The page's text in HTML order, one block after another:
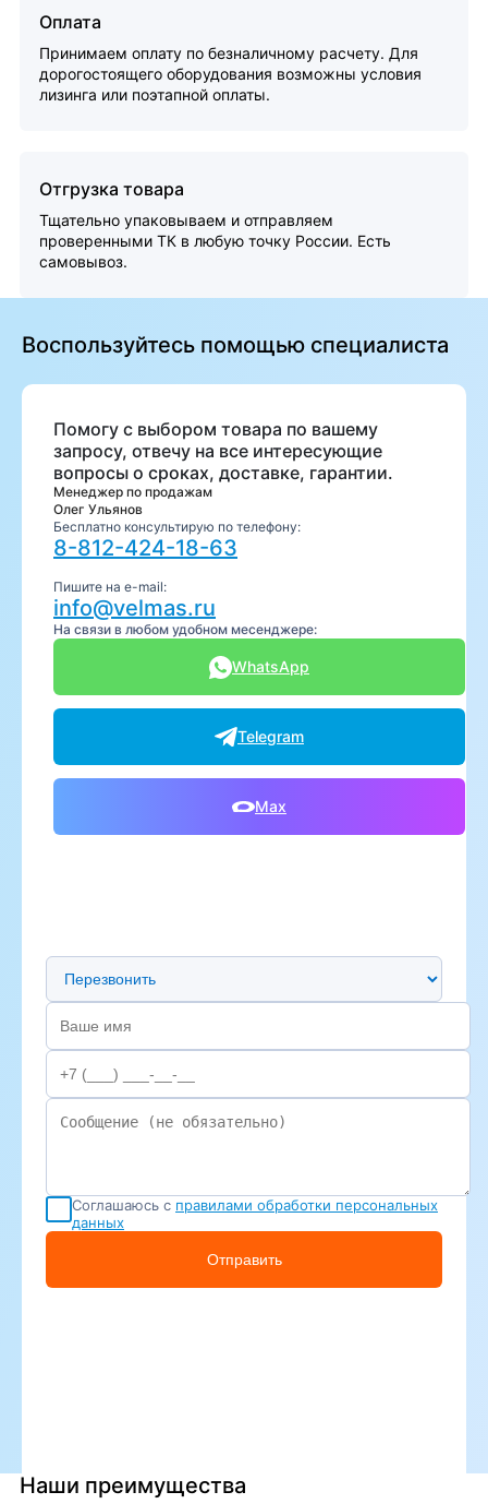
Оплата
Принимаем оплату по безналичному расчету. Для
дорогостоящего оборудования возможны условия
лизинга или поэтапной оплаты.
Отгрузка товара
Тщательно упаковываем и отправляем
проверенными ТК в любую точку России. Есть
самовывоз.
Воспользуйтесь помощью специалиста
Помогу с выбором товара по вашему
запросу, отвечу на все интересующие
вопросы о сроках, доставке, гарантии.
Менеджер по продажам
Олег Ульянов
Бесплатно консультирую по телефону:
8-812-424-18-63
Пишите на e-mail:
info@velmas.ru
На связи в любом удобном месенджере:
WhatsApp
Telegram
Max
Предпочтительный способ связи
Соглашаюсь с правилами обработки персональных
данных
Отправить
Наши преимущества